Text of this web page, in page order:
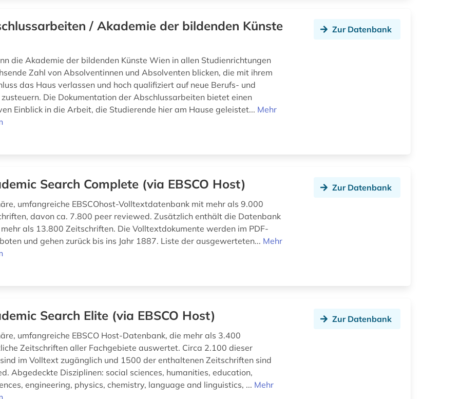
/ Akademie der bildenden Künste
die Akademie der bildenden Künste Wien in allen Studienrichtungen
Zahl von Absolventinnen und Absolventen blicken, die mit ihrem
das Haus verlassen und hoch qualifiziert auf neue Berufs- und
Die Dokumentation der Abschlussarbeiten bietet einen
Einblick in die Arbeit, die Studierende hier am Hause geleistet... Mehr
Zur Datenbank
Search Complete (via EBSCO Host)
umfangreiche EBSCOhost-Volltextdatenbank mit mehr als 9.000
davon ca. 7.800 peer reviewed. Zusätzlich enthält die Datenbank
als 13.800 Zeitschriften. Die Volltextdokumente werden im PDF-
und gehen zurück bis ins Jahr 1887. Liste der ausgewerteten... Mehr
Zur Datenbank
Search Elite (via EBSCO Host)
umfangreiche EBSCO Host-Datenbank, die mehr als 3.400
Zeitschriften aller Fachgebiete auswertet. Circa 2.100 dieser
im Volltext zugänglich und 1500 der enthaltenen Zeitschriften sind
Abgedeckte Disziplinen: social sciences, humanities, education,
engineering, physics, chemistry, language and linguistics, ... Mehr
Zur Datenbank